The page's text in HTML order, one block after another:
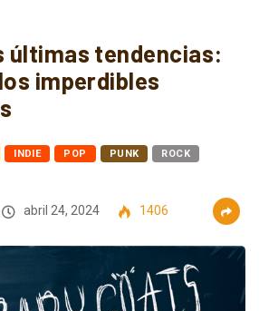
últimas tendencias:
imperdibles
INDIE POP PUNK ROCK
abril 24, 2024 1406